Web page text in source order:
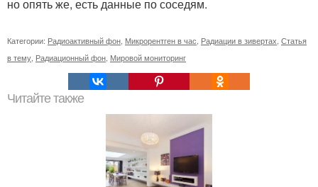
но опять же, есть данные по соседям.
Категории: Радиоактивный фон Микрорентген в час Радиации в зивертах Статья
в тему Радиационный фон Мировой мониторинг
Читайте также